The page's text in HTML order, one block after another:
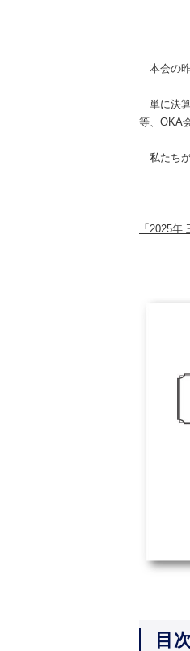
本会の
単に決算
等、OKA
私たちが
「2025
目次